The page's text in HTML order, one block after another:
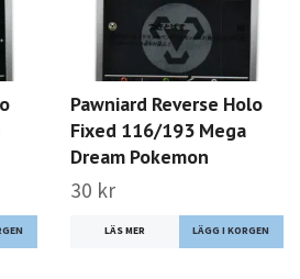
Pawniard Reverse Holo
Fixed 116/193 Mega
Dream Pokemon
30 kr
LÄS MER